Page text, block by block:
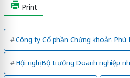
Print
Công ty Cổ phần Chứng khoản Phú
Hội nghị Bộ trưởng Doanh nghiệp